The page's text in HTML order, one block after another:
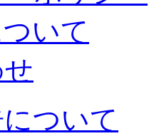
いて
ついて